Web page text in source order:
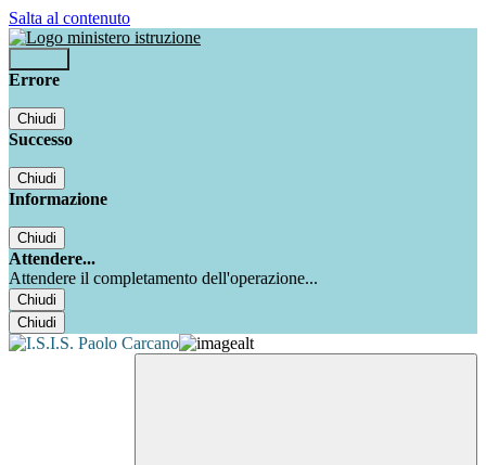
Salta al contenuto
Errore
Chiudi
Successo
Chiudi
Informazione
Chiudi
Attendere...
Attendere il completamento dell'operazione...
Chiudi
Chiudi